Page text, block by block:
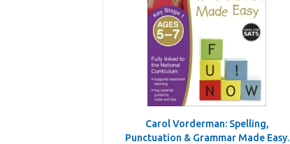
Carol Vorderman: Spelling,
Punctuation & Grammar Made Easy.